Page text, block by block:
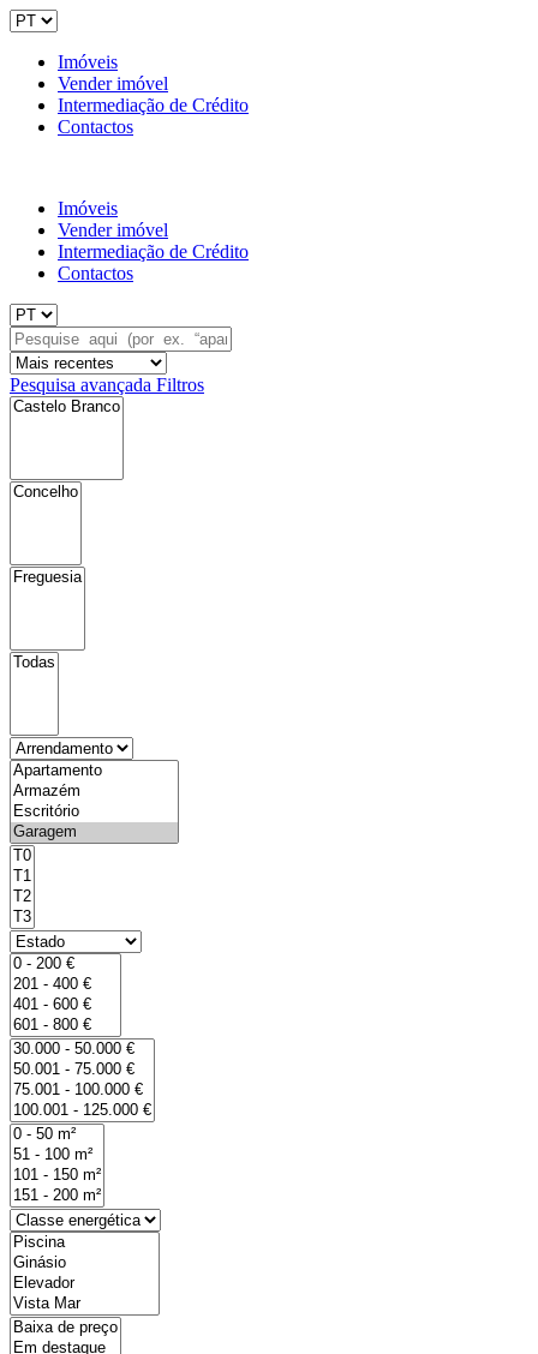
Imóveis
Vender imóvel
Intermediação de Crédito
Contactos
Imóveis
Vender imóvel
Intermediação de Crédito
Contactos
Pesquisa avançada Filtros